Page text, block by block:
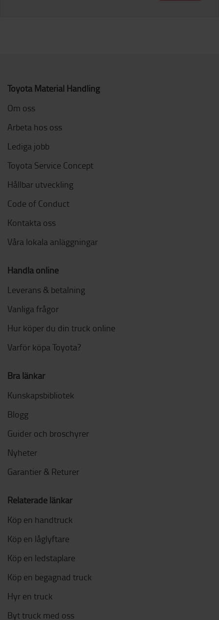
Toyota Material Handling
Om oss
Arbeta hos oss
Lediga jobb
Toyota Service Concept
Hållbar utveckling
Code of Conduct
Kontakta oss
Våra lokala anläggningar
Handla online
Leverans & betalning
Vanliga frågor
Hur köper du din truck online
Varför köpa Toyota?
Bra länkar
Kunskapsbibliotek
Blogg
Guider och broschyrer
Nyheter
Garantier & Returer
Relaterade länkar
Köp en handtruck
Köp en låglyftare
Köp en ledstaplare
Köp en begagnad truck
Hyr en truck
Byt truck med oss